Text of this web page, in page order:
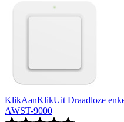
KlikAanKlikUit Draadloze
AWST-9000